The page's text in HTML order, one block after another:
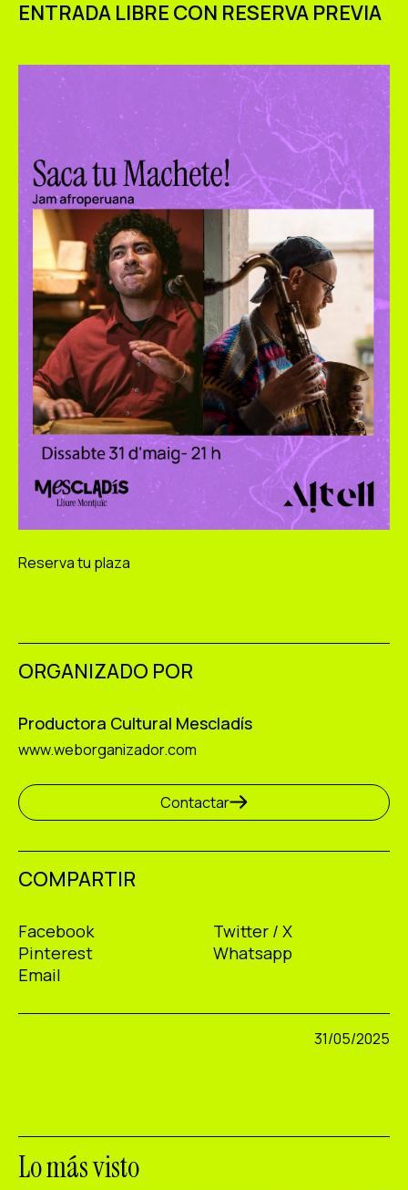
ENTRADA LIBRE CON RESERVA PREVIA
Reserva tu plaza
ORGANIZADO POR
Productora Cultural Mescladís
www.weborganizador.com
Contactar
COMPARTIR
Facebook
Twitter / X
Pinterest
Whatsapp
Email
31/05/2025
Lo más visto